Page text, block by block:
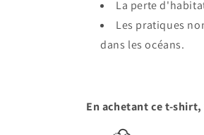
La perte
Les pratiques
dans les océans.
En achetant ce t-shirt,